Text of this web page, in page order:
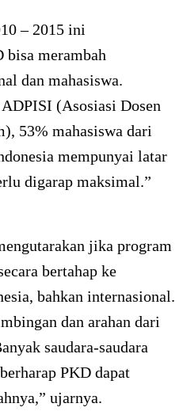
– 2015 ini
bisa merambah
dan mahasiswa.
(Asosiasi Dosen
53% mahasiswa dari
mempunyai latar
digarap maksimal.”
jika program
bertahap ke
bahkan internasional.
dan arahan dari
saudara-saudara
PKD dapat
ujarnya.